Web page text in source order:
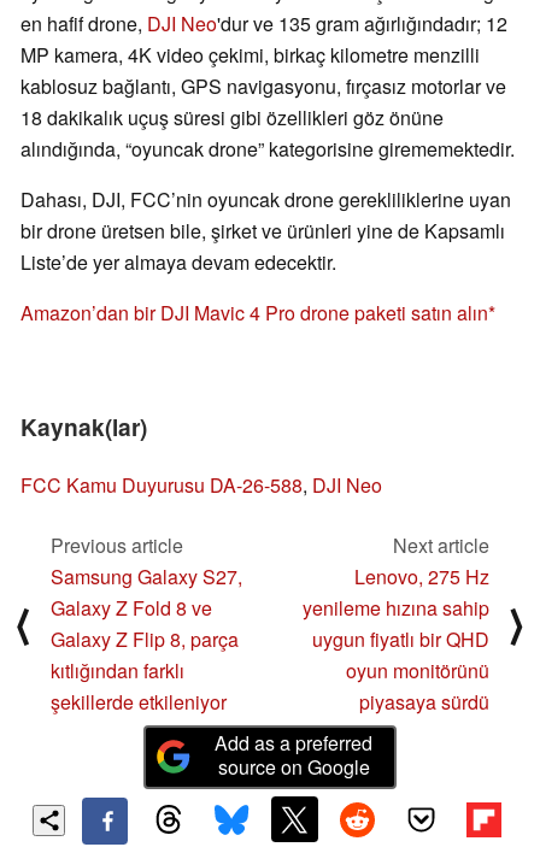
en hafif drone, DJI Neo'dur ve 135 gram ağırlığındadır; 12
MP kamera, 4K video çekimi, birkaç kilometre menzilli
kablosuz bağlantı, GPS navigasyonu, fırçasız motorlar ve
18 dakikalık uçuş süresi gibi özellikleri göz önüne
alındığında, “oyuncak drone” kategorisine girememektedir.
Dahası, DJI, FCC’nin oyuncak drone gerekliliklerine uyan
bir drone üretsen bile, şirket ve ürünleri yine de Kapsamlı
Liste’de yer almaya devam edecektir.
Amazon’dan bir DJI Mavic 4 Pro drone paketi satın alın
Kaynak(lar)
FCC Kamu Duyurusu DA-26-588, DJI Neo
⟨
Previous article
Samsung Galaxy S27,
Galaxy Z Fold 8 ve
Galaxy Z Flip 8, parça
kıtlığından farklı
şekillerde etkileniyor
Next article
Lenovo, 275 Hz
yenileme hızına sahip
uygun fiyatlı bir QHD
oyun monitörünü
piyasaya sürdü
⟩
Add as a preferred
source on Google